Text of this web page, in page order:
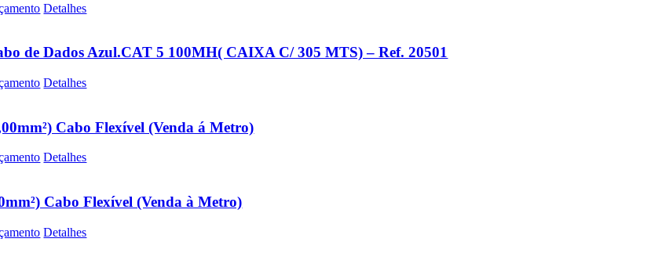
Detalhes
de Dados Azul.CAT 5 100MH( CAIXA C/ 305 MTS) – Ref. 20501
Detalhes
Cabo Flexível (Venda á Metro)
Detalhes
Cabo Flexível (Venda à Metro)
Detalhes